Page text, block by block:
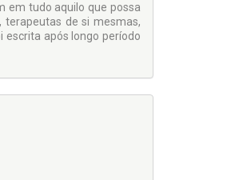
em tudo aquilo que possa
de si mesmas,
escrita após longo período